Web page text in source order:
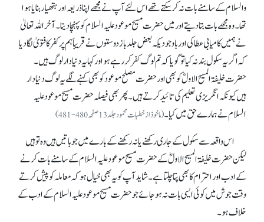
والسلام کے سامنے بات نہ کرسکتے تھے اس لئے آپ نے مجھے اپنا ذریعہ اور ہتھیار بنایا ہوا
تھا۔ وہ مجھے بات بتا دیتے اور میں حضرت مسیح موعود علیہ السلام کو پہنچا دیتا۔ آخر اللہ تعالیٰ
نے ہمیں کامیابی عطا کی اور باوجودیکہ بعض جلد باز دوستوں نے قریباً ہم پر کفر کا فتویٰ لگا دیا
کہ اگر یہ سکول بندنہ کیا تو گویا کہ تم لوگ کفر کر رہے ہو اور کہا یہ دنیادار لوگ ہیں۔
حضرت خلیفۃالمسیح الاولؓ کو بھی اور حضرت مصلح موعود کو بھی کہنے لگے یہ لوگ دنیادار
ہیں کیونکہ انگریزی تعلیم کی تائید کرتے ہیں۔ پھر بھی فیصلہ حضرت مسیح موعود علیہ
السلام نے ہمارے حق میں کیا۔(ماخوذ از خطبات محمود جلد13صفحہ 480-481)
اس واقعہ سے سکول کے جاری رکھنے یا نہ رکھنے کے بارے میں جو باتیں ہیں وہ تو ہیں
لیکن حضرت خلیفۃالمسیح الاولؓ کے حضرت مسیح موعود علیہ السلام کے سامنے بات کرنے
کے ادب اور احترام کا بھی پتا چلتا ہے۔ شاید آپ کو یہ بھی خیال ہو کہ معاملہ کو پیش کرتے
وقت جوش میں کوئی ایسی بات نہ ہو جائے جو حضرت مسیح موعود علیہ السلام کے ادب کے
خلاف ہو۔